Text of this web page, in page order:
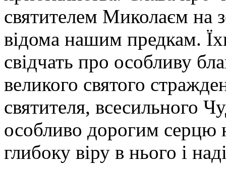
святителем Миколаєм на
відома нашим предкам.
свідчать про особливу
великого святого
святителя, всесильного
особливо дорогим серцю
глибоку віру в нього і